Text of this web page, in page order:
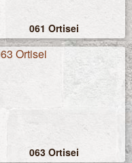
061 Ortisei
063 Ortisei